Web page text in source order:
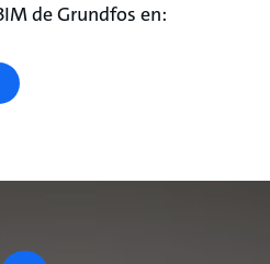
de Grundfos en: